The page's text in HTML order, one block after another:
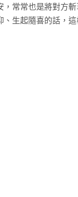
常常也是將對方
、生起隨喜的話